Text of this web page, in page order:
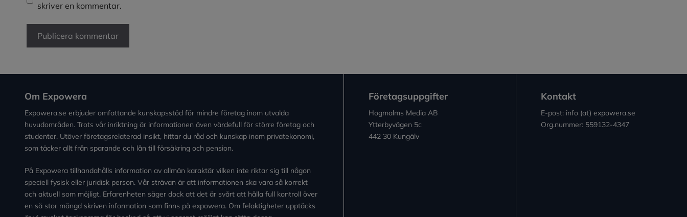
skriver en kommentar.
Om Expowera
Expowera.se erbjuder omfattande kunskapsstöd för mindre företag inom utvalda
huvudområden. Trots vår inriktning är informationen även värdefull för större företag och
studenter. Utöver företagsrelaterad insikt, hittar du råd och kunskap inom privatekonomi,
som täcker allt från sparande och lån till försäkring och pension.
På Expowera tillhandahålls information av allmän karaktär vilken inte riktar sig till någon
speciell fysisk eller juridisk person. Vår strävan är att informationen ska vara så korrekt
och aktuell som möjligt. Erfarenheten säger dock att det är svårt att hålla full kontroll över
en så stor mängd skriven information som finns på expowera. Om felaktigheter upptäcks
Företagsuppgifter
Hogmalms Media AB
Ytterbyvägen 5c
442 30 Kungälv
Kontakt
E-post: info (at) expowera.se
Org.nummer: 559132-4347